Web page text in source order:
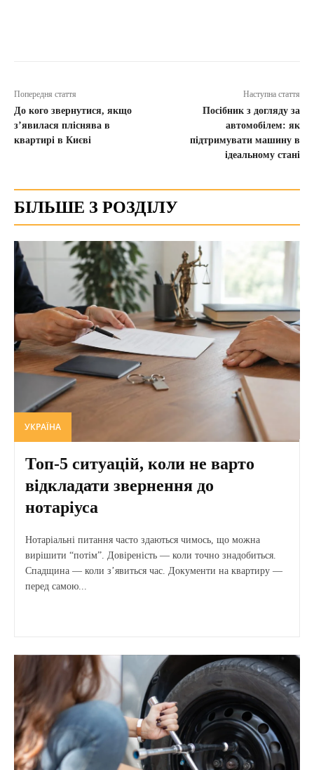
Попередня стаття
До кого звернутися, якщо
з’явилася пліснява в
квартирі в Києві
Наступна стаття
Посібник з догляду за
автомобілем: як
підтримувати машину в
ідеальному стані
БІЛЬШЕ З РОЗДІЛУ
УКРАЇНА
Топ-5 ситуацій, коли не варто
відкладати звернення до
нотаріуса
Нотаріальні питання часто здаються чимось, що можна
вирішити “потім”. Довіреність — коли точно знадобиться.
Спадщина — коли з’явиться час. Документи на квартиру —
перед самою...